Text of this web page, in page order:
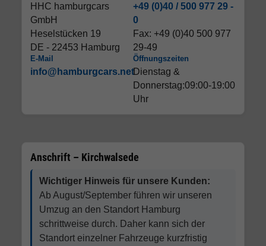
HHC hamburgcars
GmbH
Heselstücken 19
DE - 22453 Hamburg
+49 (0)40 / 500 977 29 -
0
Fax: +49 (0)40 500 977
29-49
E-Mail
info@hamburgcars.net
Öffnungszeiten
Dienstag &
Donnerstag:09:00-19:00
Uhr
Anschrift – Kirchwalsede
Wichtiger Hinweis für unsere Kunden:
Ab August/September führen wir unseren
Umzug an den Standort Hamburg
schrittweise durch. Daher kann sich der
Standort einzelner Fahrzeuge kurzfristig